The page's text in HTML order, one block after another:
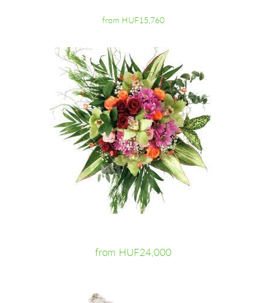
from HUF15,760
from HUF24,000